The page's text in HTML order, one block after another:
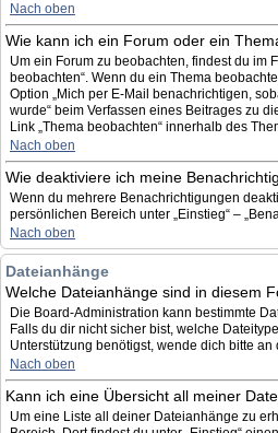
Nach oben
Wie kann ich ein Forum oder ein
Um ein Forum zu beobachten, findest du im
beobachten“. Wenn du ein Thema
Option „Mich per E-Mail benachrichtigen,
wurde“ beim Verfassen eines Beitrages zu
Link „Thema beobachten“ innerhalb des
Nach oben
Wie deaktiviere ich meine
Wenn du mehrere Benachrichtigungen
persönlichen Bereich unter „Einstieg“ –
Nach oben
Dateianhänge
Welche Dateianhänge sind in diesem
Die Board-Administration kann bestimmte
Falls du dir nicht sicher bist, welche
Unterstützung benötigst, wende dich bitte
Nach oben
Kann ich eine Übersicht all meiner
Um eine Liste all deiner Dateianhänge zu